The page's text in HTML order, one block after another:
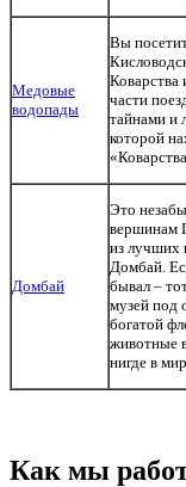
Медовые
водопады
Вы
части
тайнами и
которой
Домбай
Это
вершинам
из лучших
Домбай.
бывал –
музей под
богатой
животные
нигде в
Как мы